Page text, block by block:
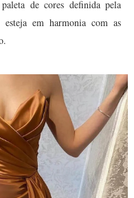
de cores definida pela
em harmonia com as